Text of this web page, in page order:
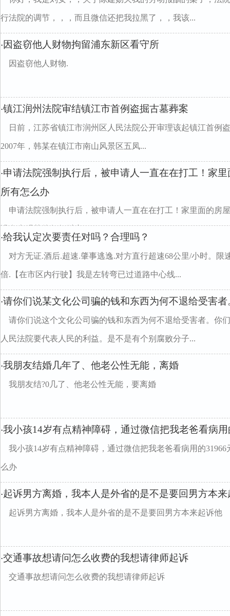
行法院的调节，，，而且微信还把我拉黑了，，我该...
· 因盗窃他人财物拘留浦东新区看守所
因盗窃他人财物.
·镇江润州法院审结镇江市首例盗掘古墓葬案
日前，江苏省镇江市润州区人民法院公开审理该起镇江
2007年，韩某在镇江市南山风景区五凤...
·申请法院强制执行后，被申请人一直在在打工！家
所有怎么办
申请法院强制执行后，被申请人一直在在打工！家里面的房
没有查明其他任何财产divclass="w990mamt20
·给我认定次要责任对吗？合理吗？
对方无证.酒后.超速.肇事逃逸.对方直行超速68公里/小时。限
倍.【在市区内行驶】我是左转弯已过道路中心线...
·请你们说某文化公司骗的钱和东西为何不退给受害
请你们说这个文化公司骗的钱和东西为何不退给受害者。你
人民法院要代表人民的利益。是不是有个别腐败分子...
·我朋友结婚几年了、他老公性无能，离婚
我朋友结?0几了、他老公性无能，要离婚
·我小孩14岁有点精神障碍，通过微信把我老爸看病用
我小孩14岁有点精神障碍，通过微信把我老爸看病用的
么办
·起诉男方离婚，我本人是外省的是不是要回男方本来
起诉男方离婚，我本人是外省的是不是要回男方本来起诉他
·交通事故想请问怎么收费的我想请律师起诉
交通事故想请问怎么收费的我想请律师起诉